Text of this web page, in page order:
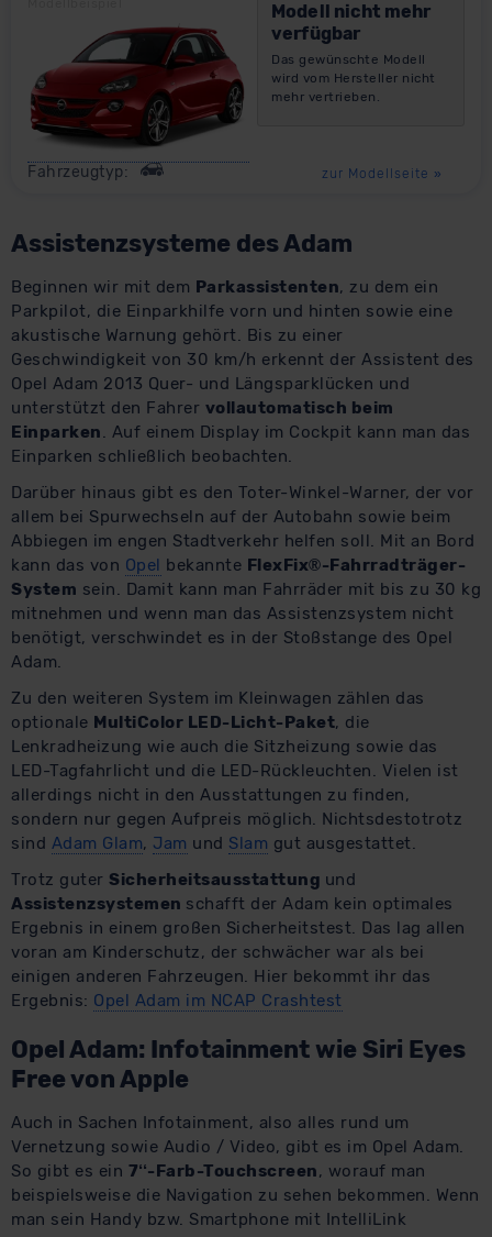
Modell nicht mehr
verfügbar
Das gewünschte Modell
wird vom Hersteller nicht
mehr vertrieben.
Fahrzeugtyp: zur Modellseite »
Assistenzsysteme des Adam
Beginnen wir mit dem Parkassistenten, zu dem ein
Parkpilot, die Einparkhilfe vorn und hinten sowie eine
akustische Warnung gehört. Bis zu einer
Geschwindigkeit von 30 km/h erkennt der Assistent des
Opel Adam 2013 Quer- und Längsparklücken und
unterstützt den Fahrer vollautomatisch beim
Einparken. Auf einem Display im Cockpit kann man das
Einparken schließlich beobachten.
Darüber hinaus gibt es den Toter-Winkel-Warner, der vor
allem bei Spurwechseln auf der Autobahn sowie beim
Abbiegen im engen Stadtverkehr helfen soll. Mit an Bord
kann das von Opel bekannte FlexFix®-Fahrradträger-
System sein. Damit kann man Fahrräder mit bis zu 30 kg
mitnehmen und wenn man das Assistenzsystem nicht
benötigt, verschwindet es in der Stoßstange des Opel
Adam.
Zu den weiteren System im Kleinwagen zählen das
optionale MultiColor LED-Licht-Paket, die
Lenkradheizung wie auch die Sitzheizung sowie das
LED-Tagfahrlicht und die LED-Rückleuchten. Vielen ist
allerdings nicht in den Ausstattungen zu finden,
sondern nur gegen Aufpreis möglich. Nichtsdestotrotz
sind Adam Glam, Jam und Slam gut ausgestattet.
Trotz guter Sicherheitsausstattung und
Assistenzsystemen schafft der Adam kein optimales
Ergebnis in einem großen Sicherheitstest. Das lag allen
voran am Kinderschutz, der schwächer war als bei
einigen anderen Fahrzeugen. Hier bekommt ihr das
Ergebnis: Opel Adam im NCAP Crashtest
Opel Adam: Infotainment wie Siri Eyes
Free von Apple
Auch in Sachen Infotainment, also alles rund um
Vernetzung sowie Audio / Video, gibt es im Opel Adam.
So gibt es ein 7‘‘-Farb-Touchscreen, worauf man
beispielsweise die Navigation zu sehen bekommen. Wenn
man sein Handy bzw. Smartphone mit IntelliLink